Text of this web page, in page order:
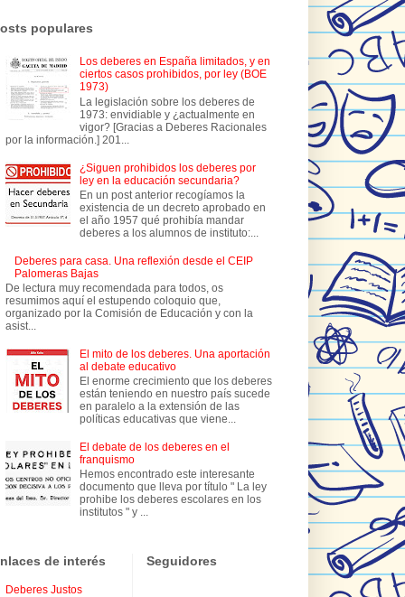
populares
Los deberes en España limitados, y en
ciertos casos prohibidos, por ley (BOE
1973)
La legislación sobre los deberes de
1973: envidiable y ¿actualmente en
vigor? [Gracias a Deberes Racionales
por la información.] 201...
¿Siguen prohibidos los deberes por
ley en la educación secundaria?
En un post anterior recogíamos la
existencia de un decreto aprobado en
el año 1957 qué prohibía mandar
deberes a los alumnos de instituto:...
Deberes para casa. Una reflexión desde el CEIP
Palomeras Bajas
De lectura muy recomendada para todos, os
resumimos aquí el estupendo coloquio que,
organizado por la Comisión de Educación y con la
asist...
El mito de los deberes. Una aportación
al debate educativo
El enorme crecimiento que los deberes
están teniendo en nuestro país sucede
en paralelo a la extensión de las
políticas educativas que viene...
El debate de los deberes en el
franquismo
Hemos encontrado este interesante
documento que lleva por título " La ley
prohibe los deberes escolares en los
institutos " y ...
de interés
Deberes Justos
Seguidores